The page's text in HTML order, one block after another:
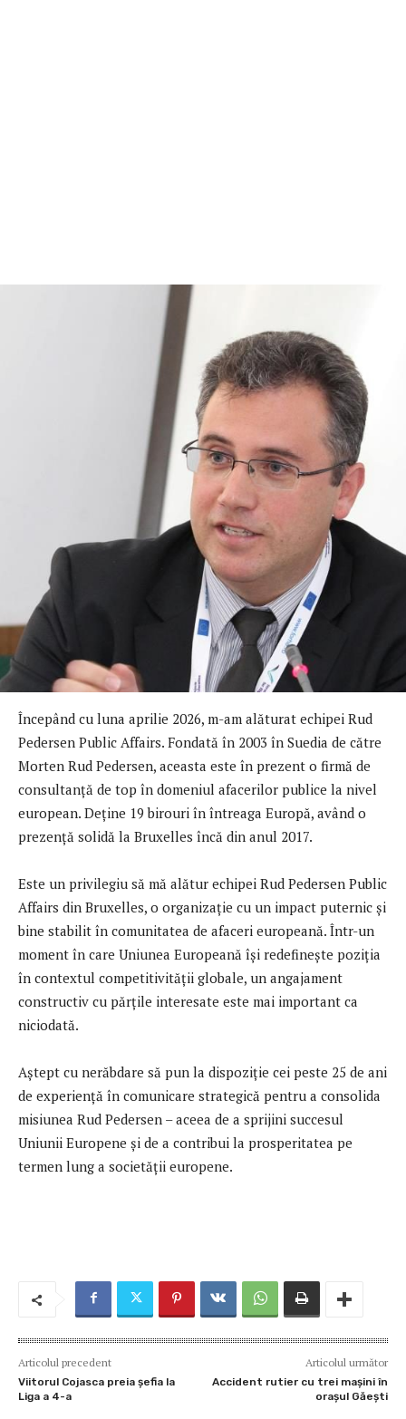
Începând cu luna aprilie 2026, m-am alăturat echipei Rud
Pedersen Public Affairs. Fondată în 2003 în Suedia de către
Morten Rud Pedersen, aceasta este în prezent o firmă de
consultanță de top în domeniul afacerilor publice la nivel
european. Deține 19 birouri în întreaga Europă, având o
prezență solidă la Bruxelles încă din anul 2017.
Este un privilegiu să mă alătur echipei Rud Pedersen Public
Affairs din Bruxelles, o organizație cu un impact puternic și
bine stabilit în comunitatea de afaceri europeană. Într-un
moment în care Uniunea Europeană își redefinește poziția
în contextul competitivității globale, un angajament
constructiv cu părțile interesate este mai important ca
niciodată.
Aștept cu nerăbdare să pun la dispoziție cei peste 25 de ani
de experiență în comunicare strategică pentru a consolida
misiunea Rud Pedersen – aceea de a sprijini succesul
Uniunii Europene și de a contribui la prosperitatea pe
termen lung a societății europene.
Articolul precedent
Viitorul Cojasca preia șefia la
Liga a 4-a
Articolul următor
Accident rutier cu trei mașini în
orașul Găești